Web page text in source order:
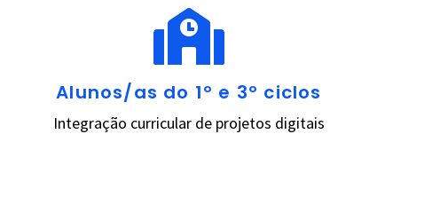
Alunos/as do 1º e 3º ciclos
Integração curricular de projetos digitais